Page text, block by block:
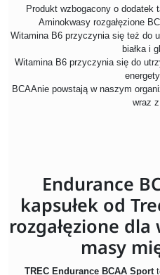
Produkt wzbogacony o dodatek
Aminokwasy rozgałęzione
Witamina B6 przyczynia się też do
białka i
Witamina B6 przyczynia się do
BCAAnie powstają w naszym
wraz
Endurance
kapsułek od
rozgałęzione
masy
TREC Endurance BCAA Sport